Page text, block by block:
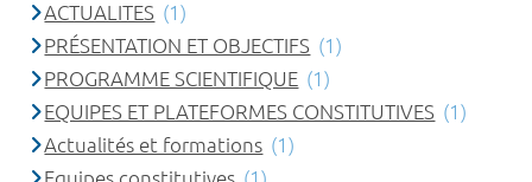
ACTUALITES (1)
PRÉSENTATION ET OBJECTIFS (1)
PROGRAMME SCIENTIFIQUE (1)
EQUIPES ET PLATEFORMES CONSTITUTIVES (1)
Actualités et formations (1)